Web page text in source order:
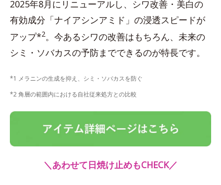
2025年8月にリニューアルし、シワ改善・美白の
有効成分「ナイアシンアミド」の浸透スピードが
アップ*2。今あるシワの改善はもちろん、未来の
シミ・ソバカスの予防までできるのが特長です。
*1 メラニンの生成を抑え、シミ・ソバカスを防ぐ
*2 角層の範囲内における自社従来処方との比較
＼あわせて日焼け止めもCHECK／